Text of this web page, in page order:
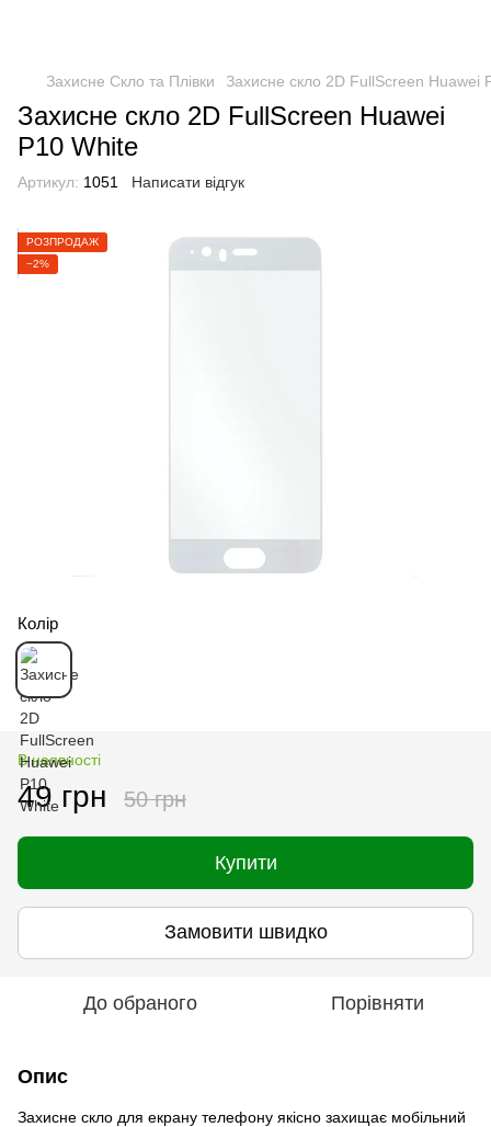
Захисне Скло та Плівки Захисне скло 2D FullScreen Huawei
Захисне скло 2D FullScreen Huawei
P10 White
Артикул: 1051 Написати відгук
РОЗПРОДАЖ
−2%
Колір
В наявності
49 грн 50 грн
Купити
Замовити швидко
До обраного Порівняти
Опис
Захисне скло для екрану телефону якісно захищає мобільний